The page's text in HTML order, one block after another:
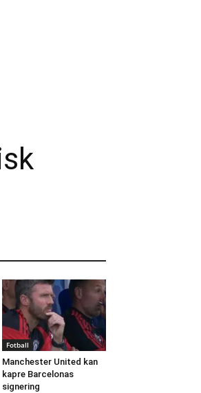
Fotball
Manchester United kan
kapre Barcelonas
signering